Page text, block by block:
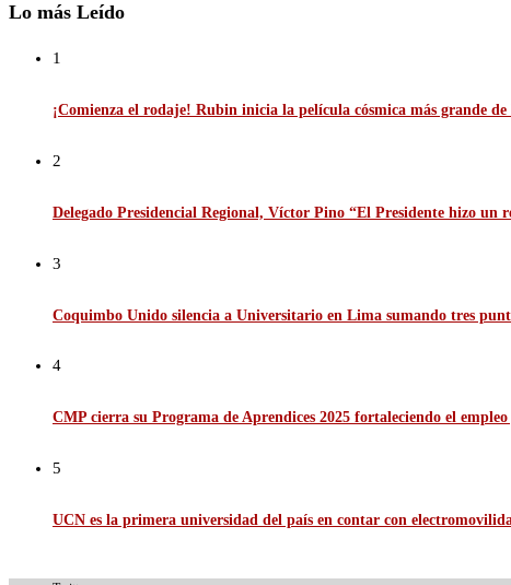
Lo más Leído
1
¡Comienza el rodaje! Rubin inicia la película cósmica más grande de
2
Delegado Presidencial Regional, Víctor Pino “El Presidente hizo un
3
Coquimbo Unido silencia a Universitario en Lima sumando tres
4
CMP cierra su Programa de Aprendices 2025 fortaleciendo el
5
UCN es la primera universidad del país en contar con